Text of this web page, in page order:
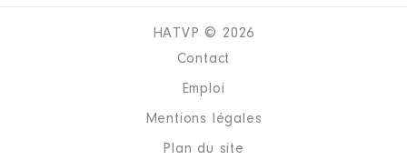
HATVP © 2026
Contact
Emploi
Mentions légales
Plan du site